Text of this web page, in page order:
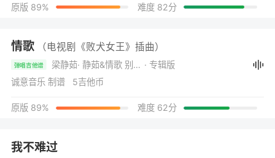
原版 89% 难度 82分
情歌 （电视剧《败犬女王》插曲）
弹唱吉他谱 梁静茹 · 静茹&情歌 别再为他流泪 · 专辑版
诚意音乐 制谱 5吉他币
原版 89% 难度 62分
我不难过